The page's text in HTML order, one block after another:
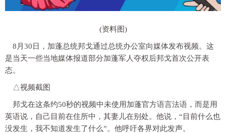
(资料图)
8月30日，加蓬总统邦戈通过总统办公室向媒体发布视频。这
是当天一些当地媒体报道部分加蓬军人夺权后邦戈首次公开表
态。
△视频截图
邦戈在这条约50秒的视频中未使用加蓬官方语言法语，而是用
英语说，自己目前在住所中，其妻儿在别处。他说，“目前什么也
没发生，我不知道发生了什么”。他呼吁各界对此发声。